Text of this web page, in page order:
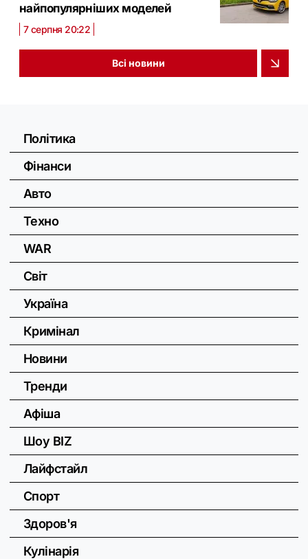
найпопулярніших моделей
7 серпня 20:22
Всі новини
Політика
Фінанси
Авто
Техно
WAR
Світ
Україна
Кримінал
Новини
Тренди
Афіша
Шоу BIZ
Лайфстайл
Спорт
Здоров'я
Кулінарія